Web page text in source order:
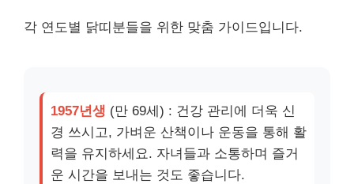
각 연도별 닭띠분들을 위한 맞춤 가이드입니다.
1957년생 (만 69세) : 건강 관리에 더욱 신
경 쓰시고, 가벼운 산책이나 운동을 통해 활
력을 유지하세요. 자녀들과 소통하며 즐거
운 시간을 보내는 것도 좋습니다.